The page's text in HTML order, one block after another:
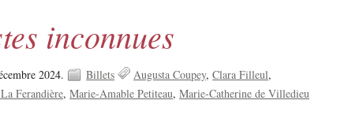
inconnues
2024. Billets Augusta Coupey Clara Filleul
Ferandière Marie-Amable Petiteau Marie-Catherine de Villedieu